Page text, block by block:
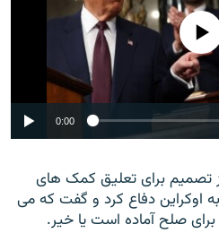
360p
480p
No media source
0:00
تصمیم برای تعلیق کمک های
اوکراین دفاع کرد و گفت که می
برای صلح آماده است یا خیر.